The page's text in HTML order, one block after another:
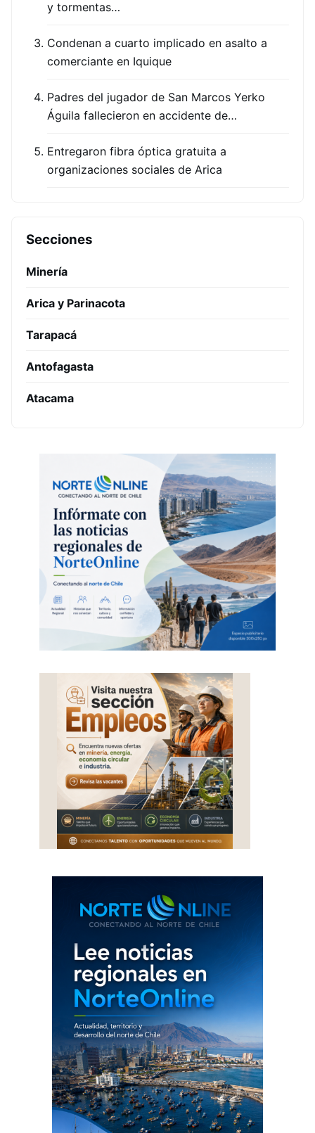
y tormentas…
Condenan a cuarto implicado en asalto a
comerciante en Iquique
Padres del jugador de San Marcos Yerko
Águila fallecieron en accidente de…
Entregaron fibra óptica gratuita a
organizaciones sociales de Arica
Secciones
Minería
Arica y Parinacota
Tarapacá
Antofagasta
Atacama